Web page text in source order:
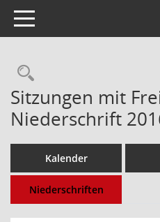
Toggle navigation
Sitzungen mit
Niederschrift
Kalender
Niederschriften